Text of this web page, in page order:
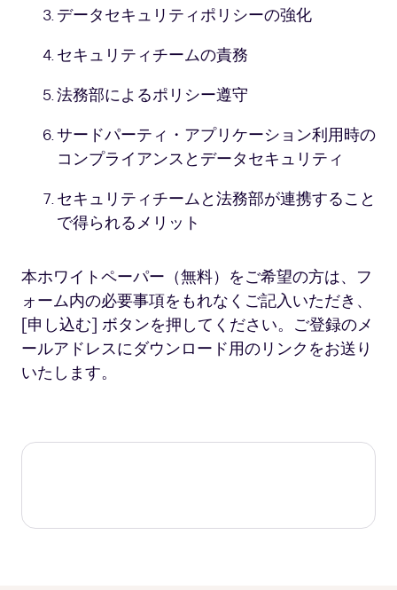
データセキュリティポリシーの強化
セキュリティチームの責務
法務部によるポリシー遵守
サードパーティ・アプリケーション利用時の
コンプライアンスとデータセキュリティ
セキュリティチームと法務部が連携すること
で得られるメリット
本ホワイトペーパー（無料）をご希望の方は、フ
ォーム内の必要事項をもれなくご記入いただき、
[申し込む] ボタンを押してください。ご登録のメ
ールアドレスにダウンロード用のリンクをお送り
いたします。